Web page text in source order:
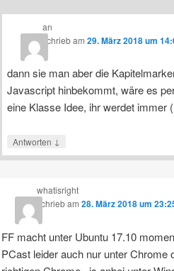
an
schriebam29. März 2018 um
dann sie man aber die
Javascript hinbekommt, wäre es
eine Klasse Idee, ihr werdet immer
Antworten ↓
whatisright
schriebam 28. März 2018 um
FF macht unter Ubuntu 17.10
PCast leider auch nur unter Chrome